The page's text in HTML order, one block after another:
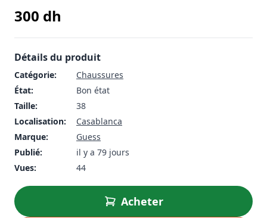
300 dh
Détails du produit
Catégorie:
Chaussures
État:
Bon état
Taille:
38
Localisation:
Casablanca
Marque:
Guess
Publié:
il y a 79 jours
Vues:
44
Acheter